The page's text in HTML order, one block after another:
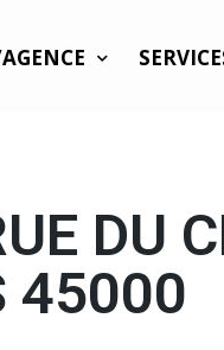
DU
45000